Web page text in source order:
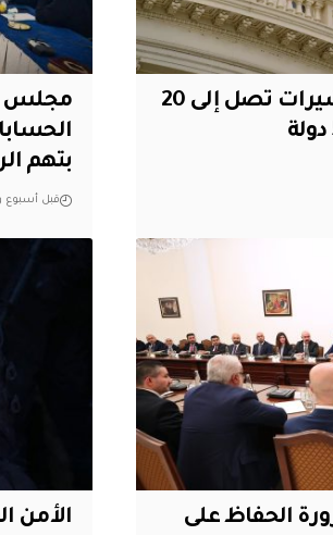
أميركا تقر سندات تأشيرات تصل إلى 20
مجلس
بتهم
قبل أسبوع
الحفاظ على